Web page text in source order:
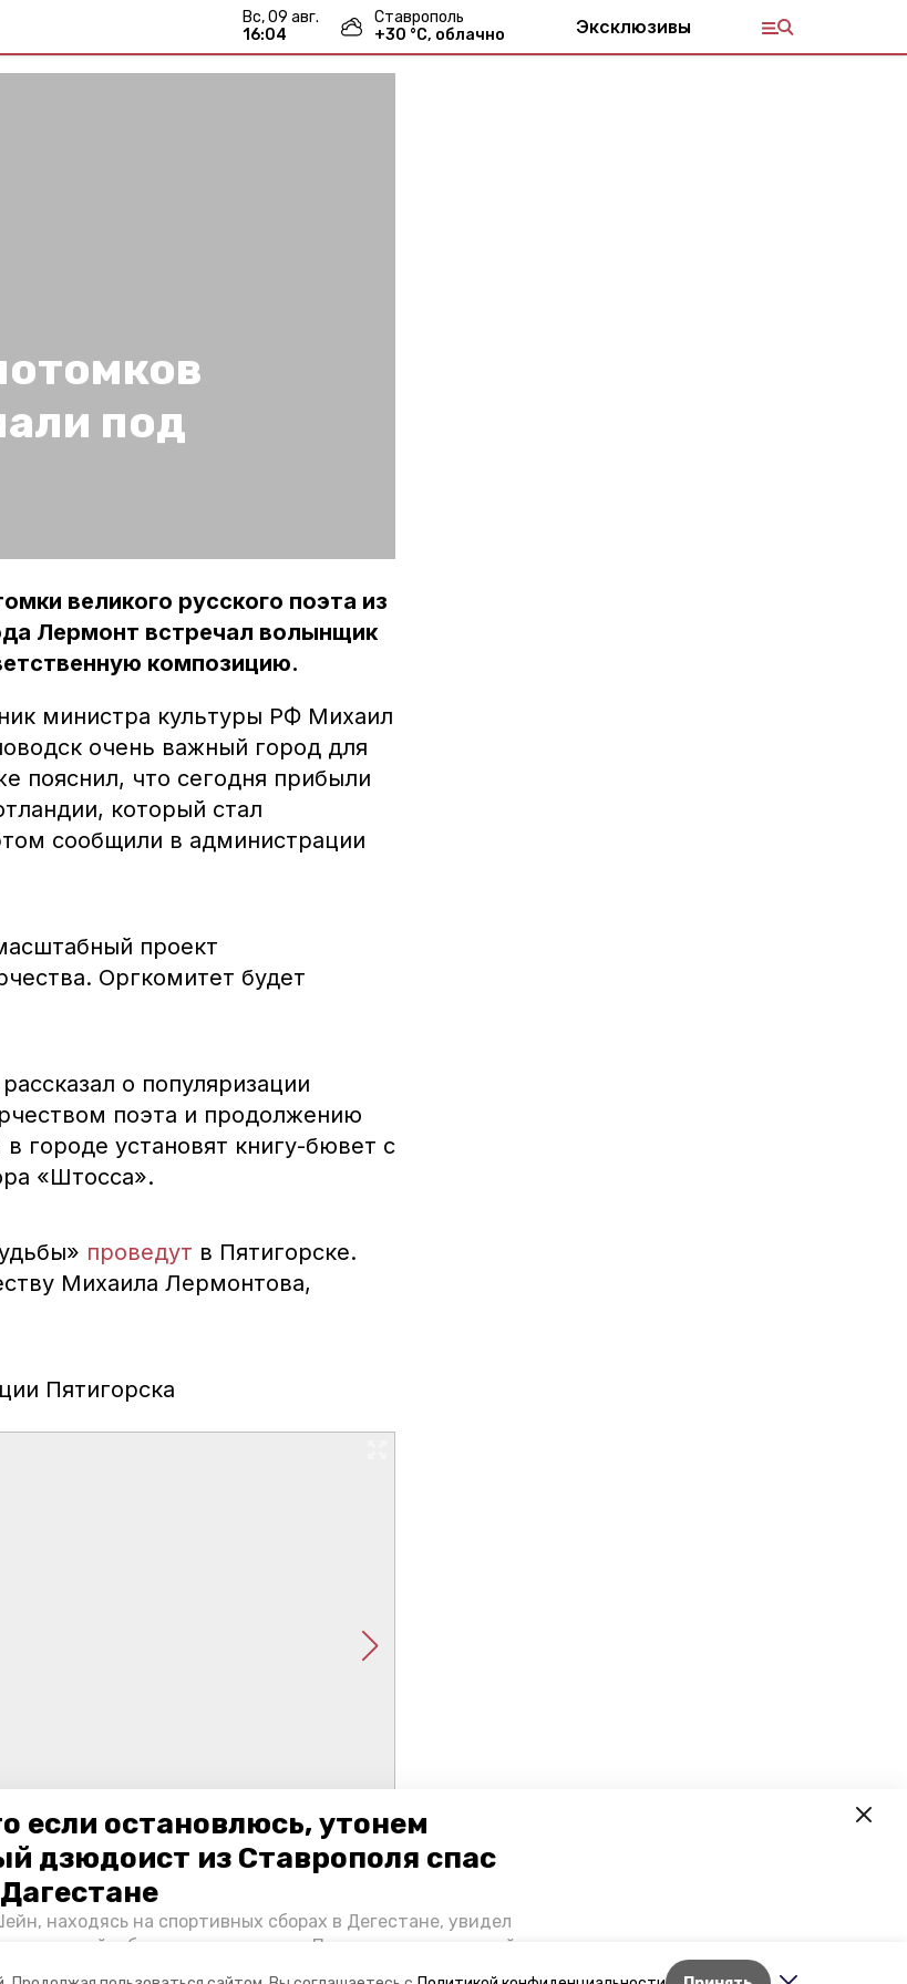
если остановлюсь, утонем
дзюдоист из Ставрополя спас
находясь на спортивных сборах в Дегестане, увидел
море детей и бросился на помощь. По возвращении домой,
вс, 09 авг.
16:04
Ставрополь
+30 °С, облачно Эксклюзивы
под
великого русского поэта из
Лермонт встречал волынщик
композицию.
министра культуры РФ Михаил
очень важный город для
пояснил, что сегодня прибыли
который стал
сообщили в администрации
проект
Оргкомитет будет
о популяризации
поэта и продолжению
городе установят книгу-бювет с
«Штосса».
проведут в Пятигорске.
Михаила Лермонтова,
Пятигорска